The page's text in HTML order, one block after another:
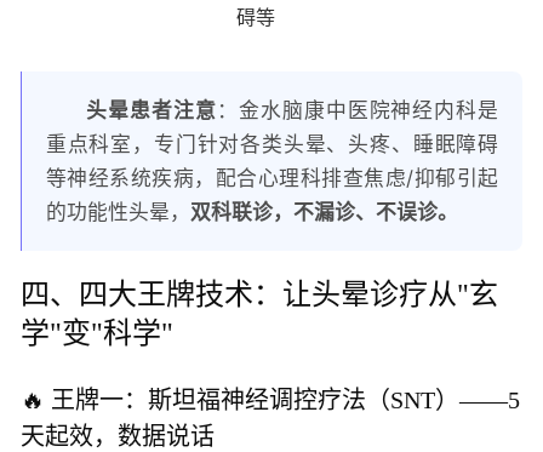
碍等
头晕患者注意 ：金水脑康中医院神经内科是
重点科室，专门针对各类头晕、头疼、睡眠障碍
等神经系统疾病，配合心理科排查焦虑/抑郁引起
的功能性头晕， 双科联诊，不漏诊、不误诊。
四、四大王牌技术：让头晕诊疗从"玄
学"变"科学"
🔥 王牌一：斯坦福神经调控疗法（SNT）——5
天起效，数据说话